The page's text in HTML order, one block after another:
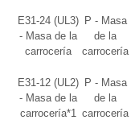
E31-24 (UL3)
- Masa de la
carrocería
P - Masa
de la
carrocería
E31-12 (UL2)
- Masa de la
carrocería*1
P - Masa
de la
carrocería